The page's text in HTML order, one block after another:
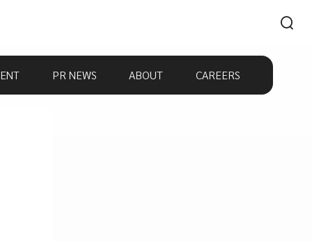
PR NEWS ABOUT CAREERS